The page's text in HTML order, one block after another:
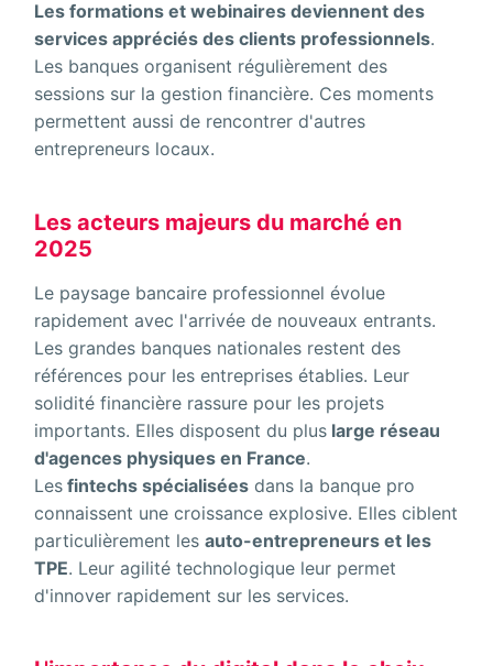
Les formations et webinaires deviennent des
services appréciés des clients professionnels.
Les banques organisent régulièrement des
sessions sur la gestion financière. Ces moments
permettent aussi de rencontrer d'autres
entrepreneurs locaux.
Les acteurs majeurs du marché en
2025
Le paysage bancaire professionnel évolue
rapidement avec l'arrivée de nouveaux entrants.
Les grandes banques nationales restent des
références pour les entreprises établies. Leur
solidité financière rassure pour les projets
importants. Elles disposent du plus large réseau
d'agences physiques en France.
Les fintechs spécialisées dans la banque pro
connaissent une croissance explosive. Elles ciblent
particulièrement lesauto-entrepreneurs et les
TPE. Leur agilité technologique leur permet
d'innover rapidement sur les services.